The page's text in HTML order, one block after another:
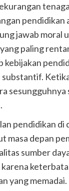
pendidikan
jawab moral
paling
kebijakan
pendidikan
masa depan
sumber
yang